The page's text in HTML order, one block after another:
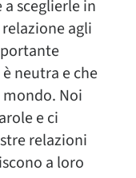
sceglierle in
agli
neutra e che
Noi
e ci
relazioni
a loro